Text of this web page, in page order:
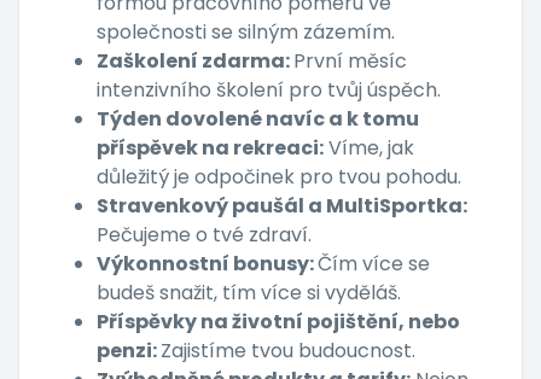
společnosti se silným zázemím.
Zaškolení zdarma:První měsíc
intenzivního školení pro tvůj úspěch.
Týden dovolené navíc a k tomu
příspěvek na rekreaci:Víme, jak
důležitý je odpočinek pro tvou pohodu.
Stravenkový paušál a MultiSportka:
Pečujeme o tvé zdraví.
Výkonnostní bonusy:Čím více se
budeš snažit, tím více si vyděláš.
Příspěvky na životní pojištění, nebo
penzi:Zajistíme tvou budoucnost.